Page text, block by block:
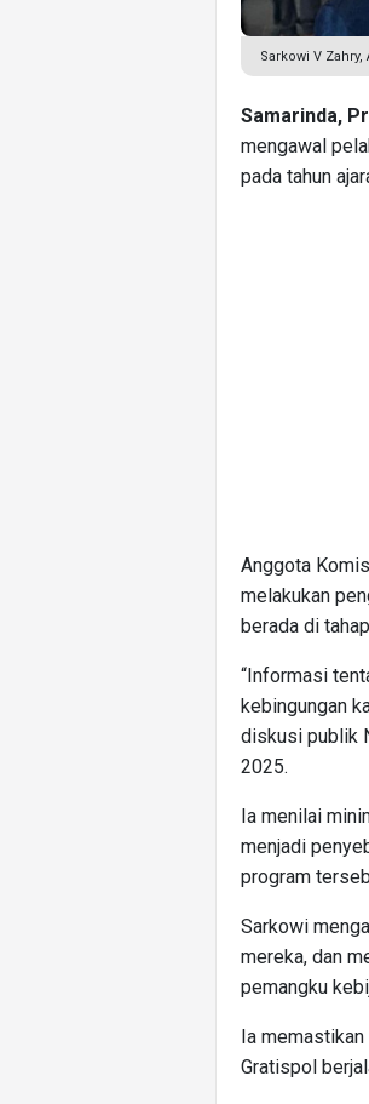
Sarkowi V
Samarinda,
mengawal
pada tahun
Anggota
melakukan
berada di
“Informasi
kebingungan
diskusi publik
2025.
Ia menilai
menjadi
program
Sarkowi
mereka, dan
pemangku
Ia
Gratispol